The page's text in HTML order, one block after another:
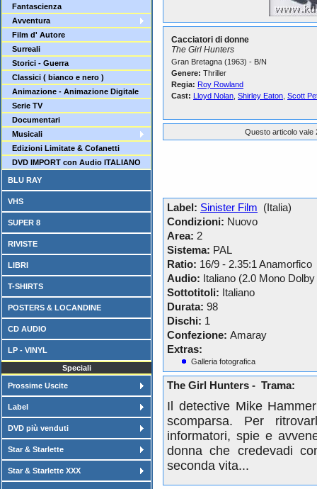
Fantascienza
Avventura
Film d' Autore
Surreali
Storici - Guerra
Classici ( bianco e nero )
Animazione - Animazione Digitale
Serie TV
Documentari
Musicali
Edizioni Limitate & Cofanetti
DVD IMPORT con Audio ITALIANO
BLU RAY
VHS
SUPER 8
RIVISTE
LIBRI
T-SHIRTS
POSTERS & LOCANDINE
CD AUDIO
LP - VINYL
Speciali
Prossime Uscite
Label
DVD più venduti
Star & Starlette
Star & Starlette XXX
Cacciatori di donne
The Girl Hunters
Gran Bretagna (1963) - B/N
Genere: Thriller
Regia: Roy Rowland
Cast: Lloyd Nolan Shirley Eaton Scott
Questo articolo vale
Label: Sinister Film (Italia)
Condizioni: Nuovo
Area: 2
Sistema: PAL
Ratio: 16/9 - 2.35:1 Anamorfico
Audio: Italiano (2.0 Mono
Sottotitoli: Italiano
Durata: 98
Dischi: 1
Confezione: Amaray
Extras:
Galleria fotografica
The Girl Hunters - Trama:
Il detective Mike
scomparsa. Per
informatori, spie e
donna che credevadi
seconda vita...